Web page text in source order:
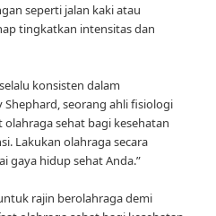
seperti jalan kaki atau
tingkatkan intensitas dan
konsisten dalam
Shephard, seorang ahli fisiologi
olahraga sehat bagi kesehatan
Lakukan olahraga secara
gaya hidup sehat Anda.”
rajin berolahraga demi